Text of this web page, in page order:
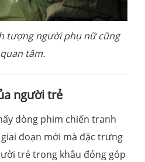
tượng người phụ nữ cũng
tâm.
người trẻ
dòng phim chiến tranh
đoạn mới mà đặc trưng
trẻ trong khâu đóng góp